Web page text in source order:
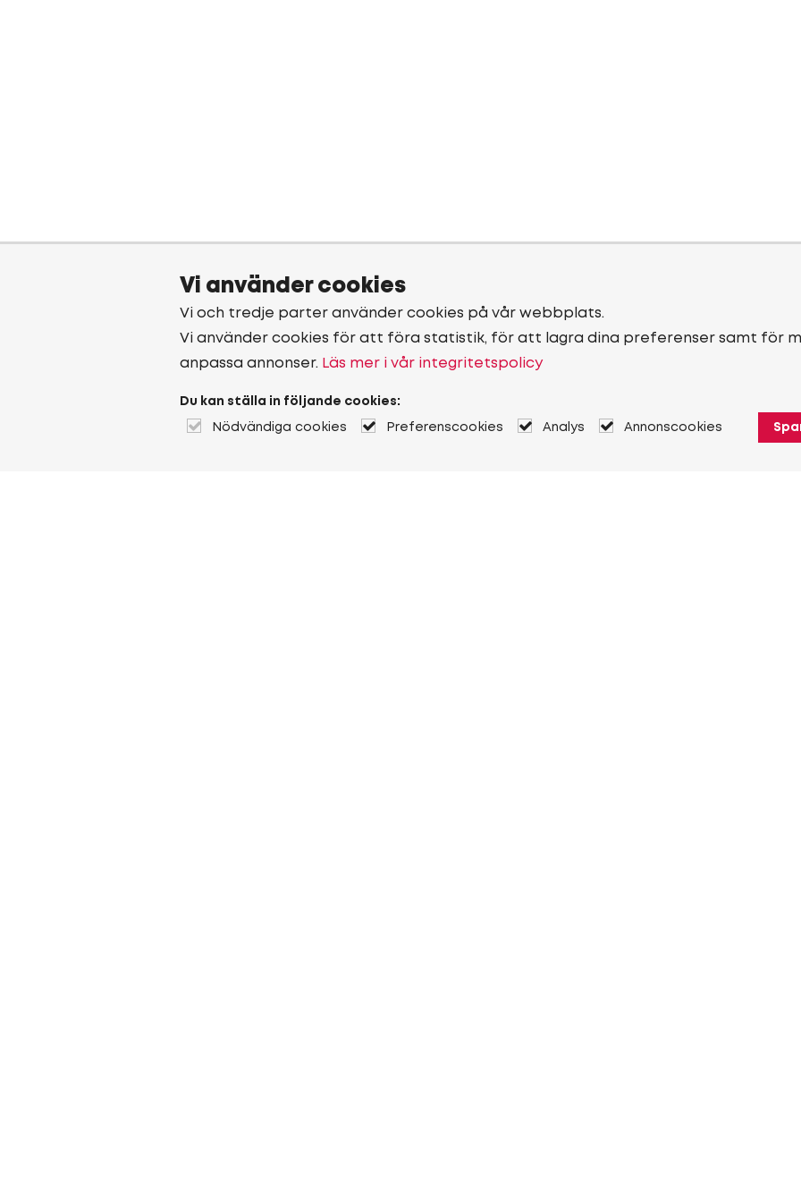
Vi använder cookies
Vi och tredje parter använder cookies på vår webbplats.
Vi använder cookies för att föra statistik, för att lagra dina preferenser samt för
anpassa annonser. Läs mer i vår integritetspolicy
Du kan ställa in följande cookies:
Nödvändiga cookies Preferenscookies Analys Annonscookies